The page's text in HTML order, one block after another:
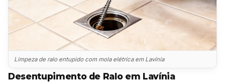
Limpeza de ralo entupido com mola elétrica em Lavínia
Desentupimento de Ralo em Lavínia